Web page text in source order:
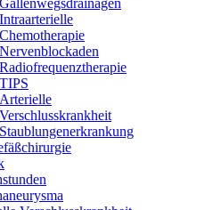
Gallenwegsdrainagen
Intraarterielle
Chemotherapie
Nervenblockaden
Radiofrequenztherapie
TIPS
Arterielle
Verschlusskrankheit
Staublungenerkrankung